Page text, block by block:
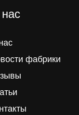
фабрики